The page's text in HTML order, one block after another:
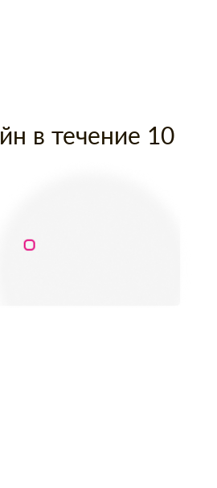
в течение 10